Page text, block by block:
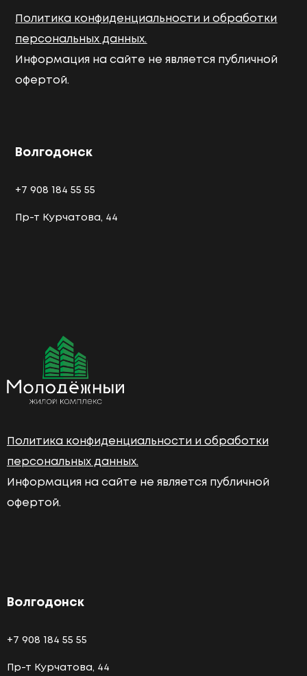
Политика конфиденциальности и обработки
персональных данных.
Информация на сайте не является публичной
офертой.
Волгодонск
+7 908 184 55 55
Пр-т Курчатова, 44
Политика конфиденциальности и обработки
персональных данных.
Информация на сайте не является публичной
офертой.
Волгодонск
+7 908 184 55 55
Пр-т Курчатова, 44